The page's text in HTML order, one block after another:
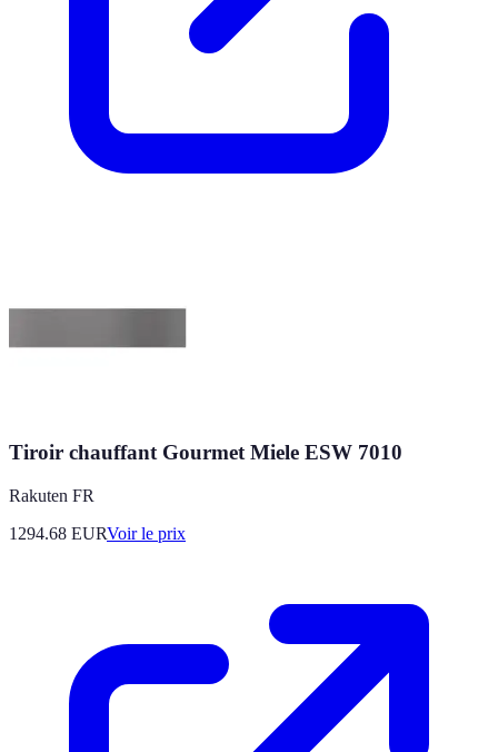
Tiroir chauffant Gourmet Miele ESW 7010
Rakuten FR
1294.68 EURVoir le prix